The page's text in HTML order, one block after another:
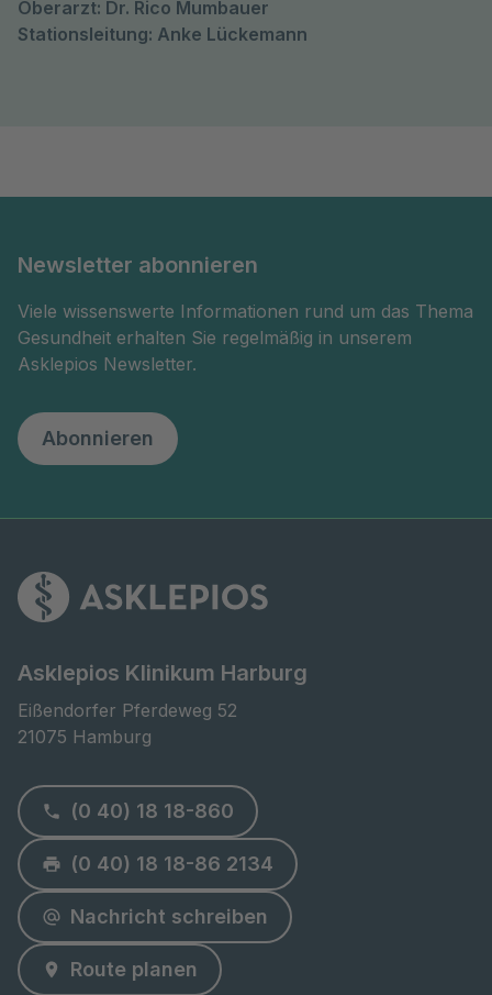
Oberarzt: Dr. Rico Mumbauer
Stationsleitung: Anke Lückemann
Newsletter abonnieren
Viele wissenswerte Informationen rund um das Thema
Gesundheit erhalten Sie regelmäßig in unserem
Asklepios Newsletter.
Abonnieren
Asklepios Klinikum Harburg
Eißendorfer Pferdeweg 52
21075 Hamburg
(0 40) 18 18-860
(0 40) 18 18-86 2134
Nachricht schreiben
Route planen